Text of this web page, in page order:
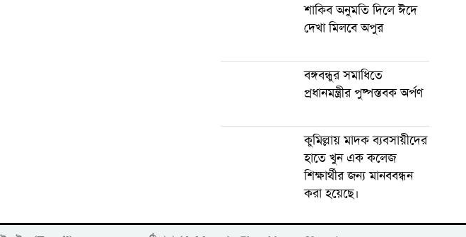
শাকিব অনুমতি দিলে ঈদে
দেখা মিলবে অপুর
বঙ্গবন্ধুর সমাধিতে
প্রধানমন্ত্রীর পুষ্পস্তবক অর্পণ
কুমিল্লায় মাদক ব্যবসায়ীদের
হাতে খুন এক কলেজ
শিক্ষার্থীর জন্য মানববন্ধন
করা হয়েছে।